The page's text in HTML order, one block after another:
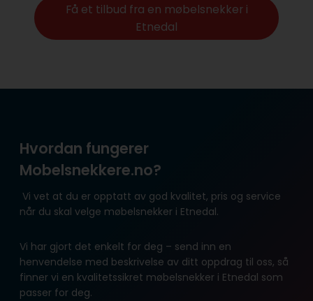
Få et tilbud fra en møbelsnekker i
Etnedal
Hvordan fungerer
Mobelsnekkere.no?
Vi vet at du er opptatt av god kvalitet, pris og service
når du skal velge møbelsnekker i Etnedal.
Vi har gjort det enkelt for deg – send inn en
henvendelse med beskrivelse av ditt oppdrag til oss, så
finner vi en kvalitetssikret møbelsnekker i Etnedal som
passer for deg.